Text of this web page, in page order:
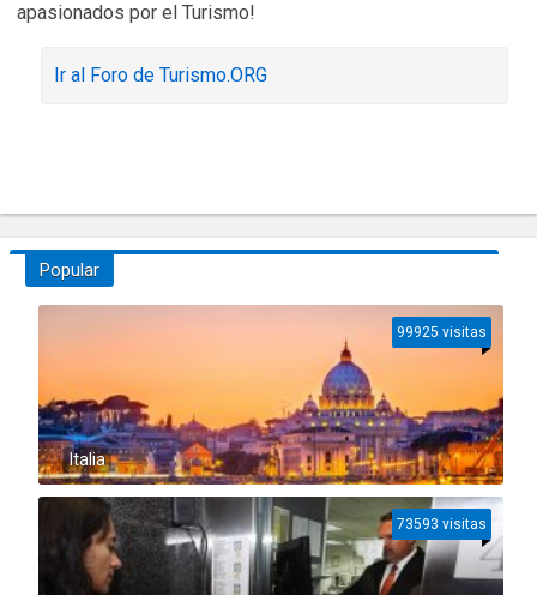
apasionados por el Turismo!
Ir al Foro de Turismo.ORG
Popular
Italia
99925 visitas
73593 visitas